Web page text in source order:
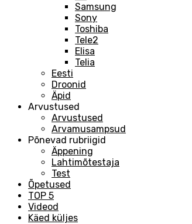
Samsung
Sony
Toshiba
Tele2
Elisa
Telia
Eesti
Droonid
Äpid
Arvustused
Arvustused
Arvamusampsud
Põnevad rubriigid
Äppening
Lahtimõtestaja
Test
Õpetused
TOP 5
Videod
Käed küljes